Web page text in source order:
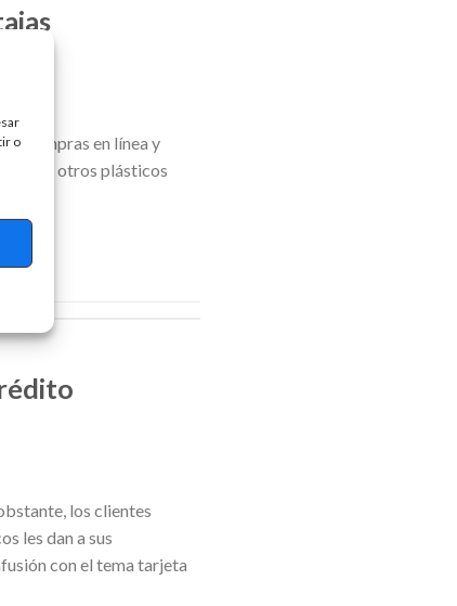
ocompras en línea y
desde otros plásticos
[…]
los clientes
les dan a sus
con el tema tarjeta